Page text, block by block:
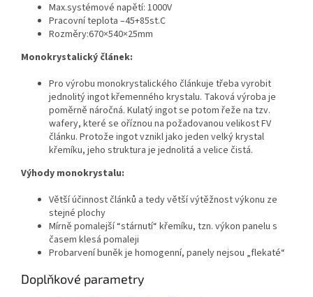
Max.systémové napětí: 1000V
Pracovní teplota –45+85st.C
Rozměry:670×540×2­5mm
Monokrystalický článek:
Pro výrobu monokrystalického článkuje třeba vyrobit
jednolitý ingot křemenného krystalu. Taková výroba je
poměrně náročná. Kulatý ingot se potom řeže na tzv.
wafery, které se oříznou na požadovanou velikost FV
článku. Protože ingot vznikl jako jeden velký krystal
křemíku, jeho struktura je jednolitá a velice čistá.
Výhody monokrystalu:
Větší účinnost článků a tedy větší výtěžnost výkonu ze
stejné plochy
Mírně pomalejší “stárnutí“ křemíku, tzn. výkon panelu s
časem klesá pomaleji
Probarvení buněk je homogenní, panely nejsou „flekaté“
Doplňkové parametry